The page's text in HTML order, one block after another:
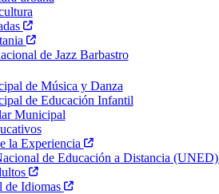
de Jazz Barbastro
de Música y Danza
de Educación Infantil
Municipal
la Experiencia
de Educación a Distancia (UNED)
de Idiomas